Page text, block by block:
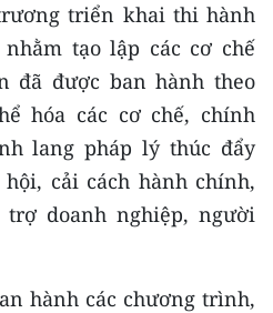
triển khai thi hành
tạo lập các cơ chế
đã được ban hành theo
hóa các cơ chế, chính
lang pháp lý thúc đẩy
cải cách hành chính,
doanh nghiệp, người
hành các chương trình,